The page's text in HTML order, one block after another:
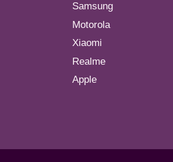
Samsung
Motorola
Xiaomi
Realme
Apple